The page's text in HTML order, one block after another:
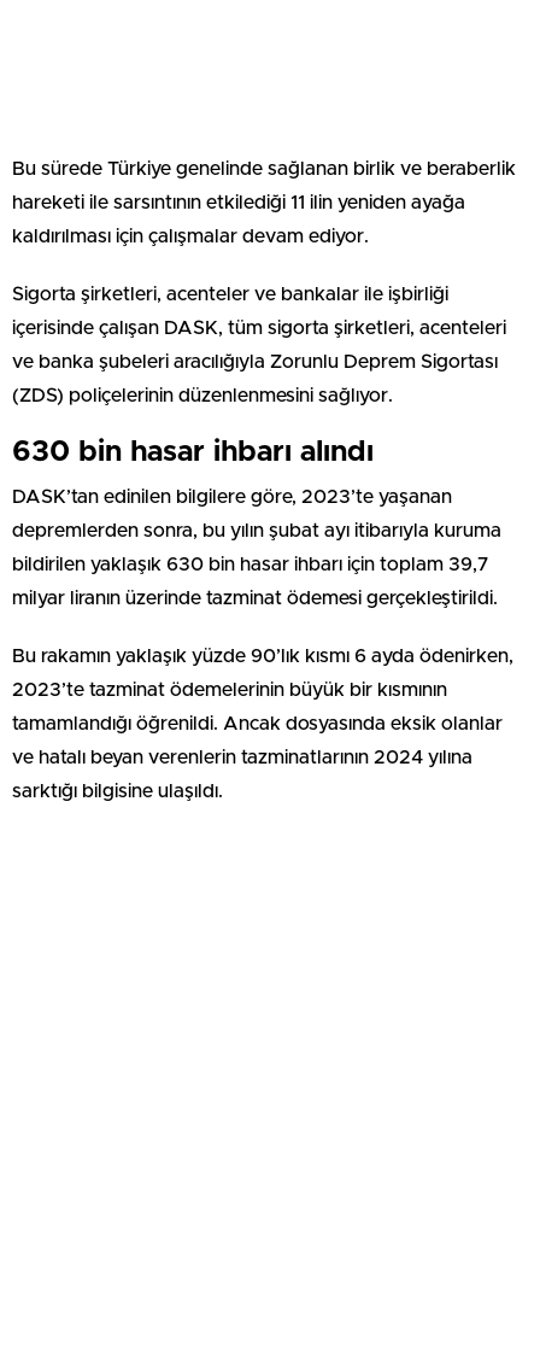
Bu sürede Türkiye genelinde sağlanan birlik ve beraberlik
hareketi ile sarsıntının etkilediği 11 ilin yeniden ayağa
kaldırılması için çalışmalar devam ediyor.
Sigorta şirketleri, acenteler ve bankalar ile işbirliği
içerisinde çalışan DASK, tüm sigorta şirketleri, acenteleri
ve banka şubeleri aracılığıyla Zorunlu Deprem Sigortası
(ZDS) poliçelerinin düzenlenmesini sağlıyor.
630 bin hasar ihbarı alındı
DASK’tan edinilen bilgilere göre, 2023’te yaşanan
depremlerden sonra, bu yılın şubat ayı itibarıyla kuruma
bildirilen yaklaşık 630 bin hasar ihbarı için toplam 39,7
milyar liranın üzerinde tazminat ödemesi gerçekleştirildi.
Bu rakamın yaklaşık yüzde 90’lık kısmı 6 ayda ödenirken,
2023’te tazminat ödemelerinin büyük bir kısmının
tamamlandığı öğrenildi. Ancak dosyasında eksik olanlar
ve hatalı beyan verenlerin tazminatlarının 2024 yılına
sarktığı bilgisine ulaşıldı.